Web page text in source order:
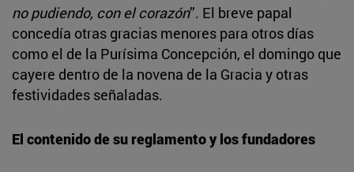
no pudiendo, con el corazón”. El breve papal
concedía otras gracias menores para otros días
como el de la Purísima Concepción, el domingo que
cayere dentro de la novena de la Gracia y otras
festividades señaladas.
El contenido de su reglamento y los fundadores